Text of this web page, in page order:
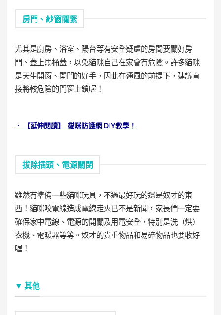
房門、紗窗關緊
尤其是廚房、浴室、陽台等有安全疑慮的房間要關好房
門、蓋上馬桶蓋，以免貓咪自己在家會有危險。許多貓咪
是天生開窗、開門的好手，因此在通風的前提下，建議直
接將較危險的門窗上鎖喔！
． 【延伸閱讀】 貓咪防護網 DIY教學！
拔除插頭、電源關閉
雖然有準備一些貓咪玩具，不過最好玩的還是奴才的東
西！貓咪咬電線造成電線走火已不是新聞，家長們一定要
確保家中電線、電源的開關及用電安全，特別是洗（烘）
衣機、電暖器等等。奴才的貴重物品和易碎物品也要收好
喔！
▼ 其他